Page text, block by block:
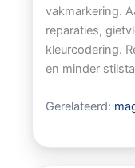
vakmarkering.
reparaties,
kleurcodering.
en minder
Gerelateerd: